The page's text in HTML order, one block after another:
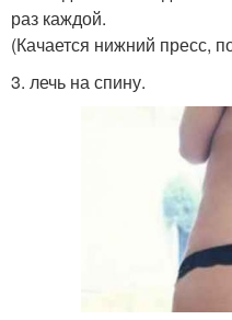
раз каждой.
(Качается нижний пресс,
3. лечь на спину.